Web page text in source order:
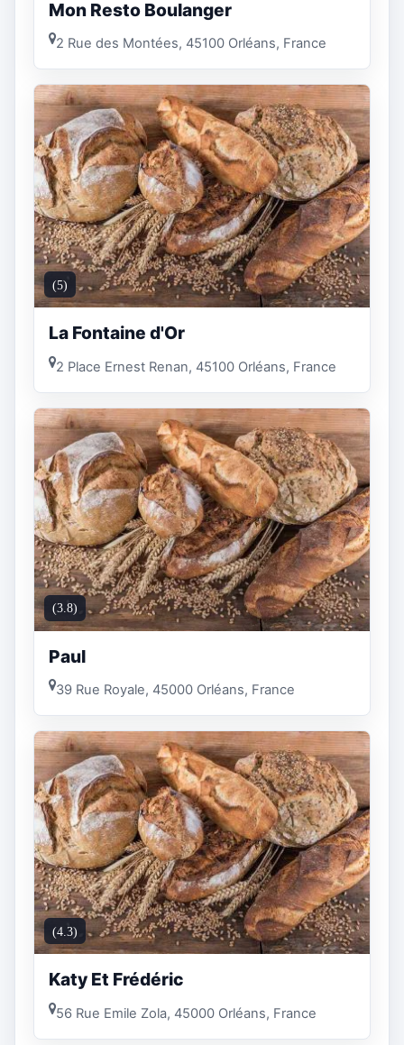
Mon Resto Boulanger
2 Rue des Montées, 45100 Orléans, France
(5)
La Fontaine d'Or
2 Place Ernest Renan, 45100 Orléans, France
(3.8)
Paul
39 Rue Royale, 45000 Orléans, France
(4.3)
Katy Et Frédéric
56 Rue Emile Zola, 45000 Orléans, France